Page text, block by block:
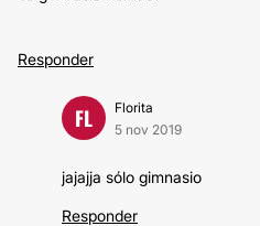
Responder
FL
Florita
5 nov 2019
jajajja sólo gimnasio
Responder